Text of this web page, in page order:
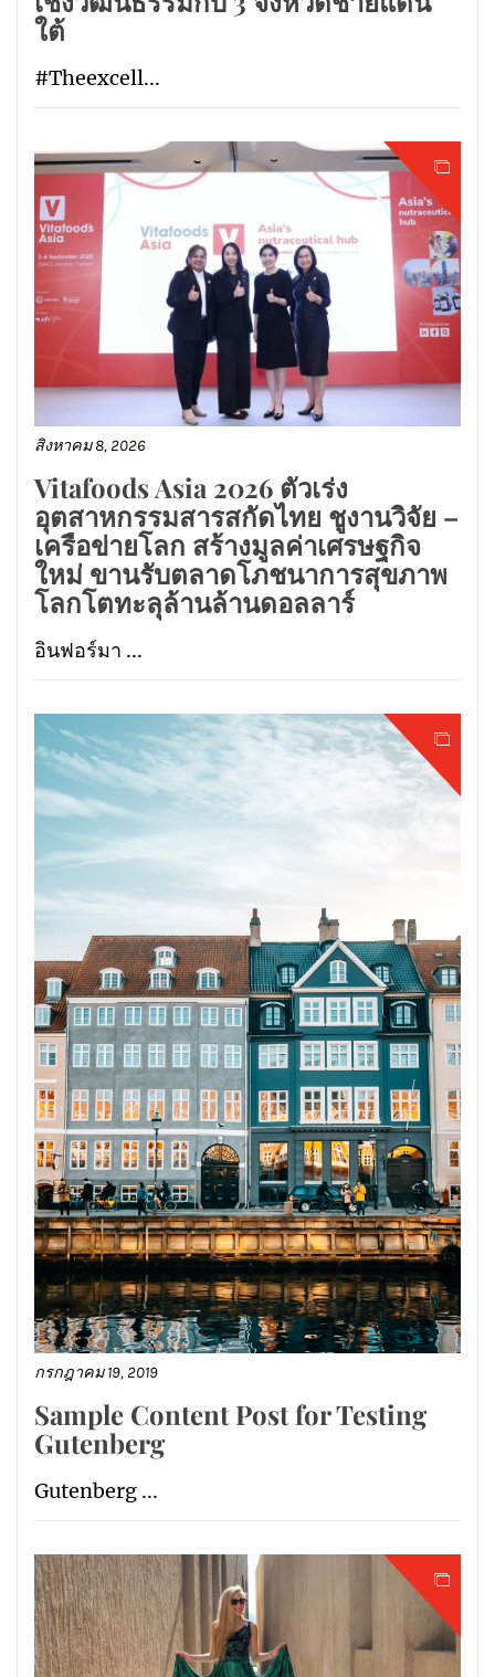
ใต้
#Theexcell...
สิงหาคม 8, 2026
Vitafoods Asia 2026 ตัวเร่ง
อุตสาหกรรมสารสกัดไทย ชูงานวิจัย –
เครือข่ายโลก สร้างมูลค่าเศรษฐกิจ
ใหม่ ขานรับตลาดโภชนาการสุขภาพ
โลกโตทะลุล้านล้านดอลลาร์
อินฟอร์มา ...
กรกฎาคม 19, 2019
Sample Content Post for Testing
Gutenberg
Gutenberg ...